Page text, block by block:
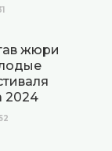
жюри
2024